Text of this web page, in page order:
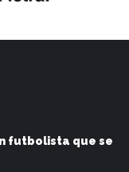
futbolista que se